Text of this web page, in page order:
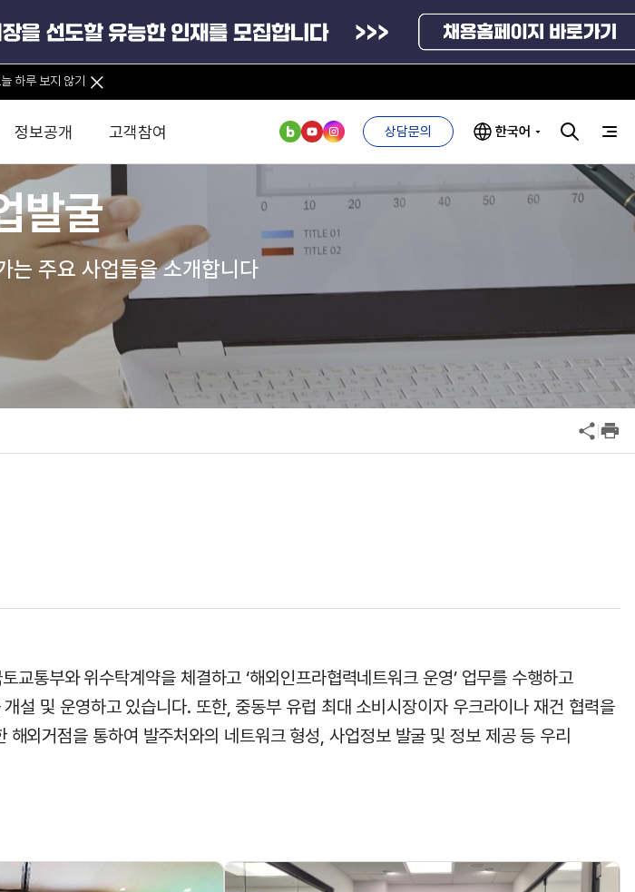
하루 보지 않기
윤리헌장
인권경영헌장
실천서약
인권경영 게시판
ESG 경영전략
ESG 추진체계
ESG 경영 선언문
의견수렴
및 사업제안
직접투자
정책펀드 관리
PIS 1단계
녹색인프라해외수출지원펀드
정보공개
공시
고객참여
정부부처 및
유관기관
국외기관
연구기관
익명제보시스템
청탁금지법
부패방지법
위반신고
기업성장응답센터
상담문의 한국어
발굴
는 주요 사업들을 소개합니다
통부와 위수탁계약을 체결하고 ‘해외인프라협력네트워크 운영’ 업무를 수행하고
설 및 운영하고 있습니다. 또한, 중동부 유럽 최대 소비시장이자 우크라이나 재건 협력을
외거점을 통하여 발주처와의 네트워크 형성, 사업정보 발굴 및 정보 제공 등 우리